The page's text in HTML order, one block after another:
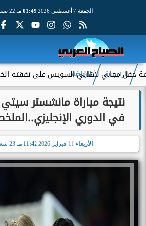
الجمعة 7 أغسطس 2026 01:49 مـ 22 صفر 1448
لأهالي السويس على نفقته الخاصة
الرئيسية الرياضة
نتيجة مباراة مانشستر
في الدوري
الأربعاء 11:42 مـ 23 شعبان 1447